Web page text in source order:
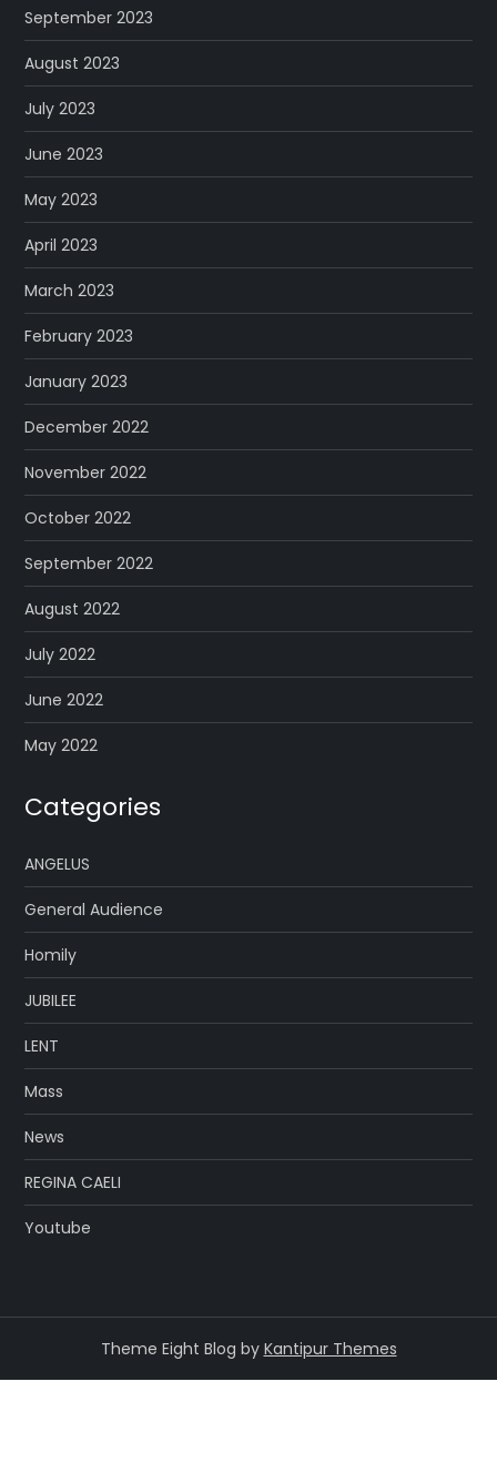
September 2023
August 2023
July 2023
June 2023
May 2023
April 2023
March 2023
February 2023
January 2023
December 2022
November 2022
October 2022
September 2022
August 2022
July 2022
June 2022
May 2022
Categories
ANGELUS
General Audience
Homily
JUBILEE
LENT
Mass
News
REGINA CAELI
Youtube
Theme Eight Blog by Kantipur Themes